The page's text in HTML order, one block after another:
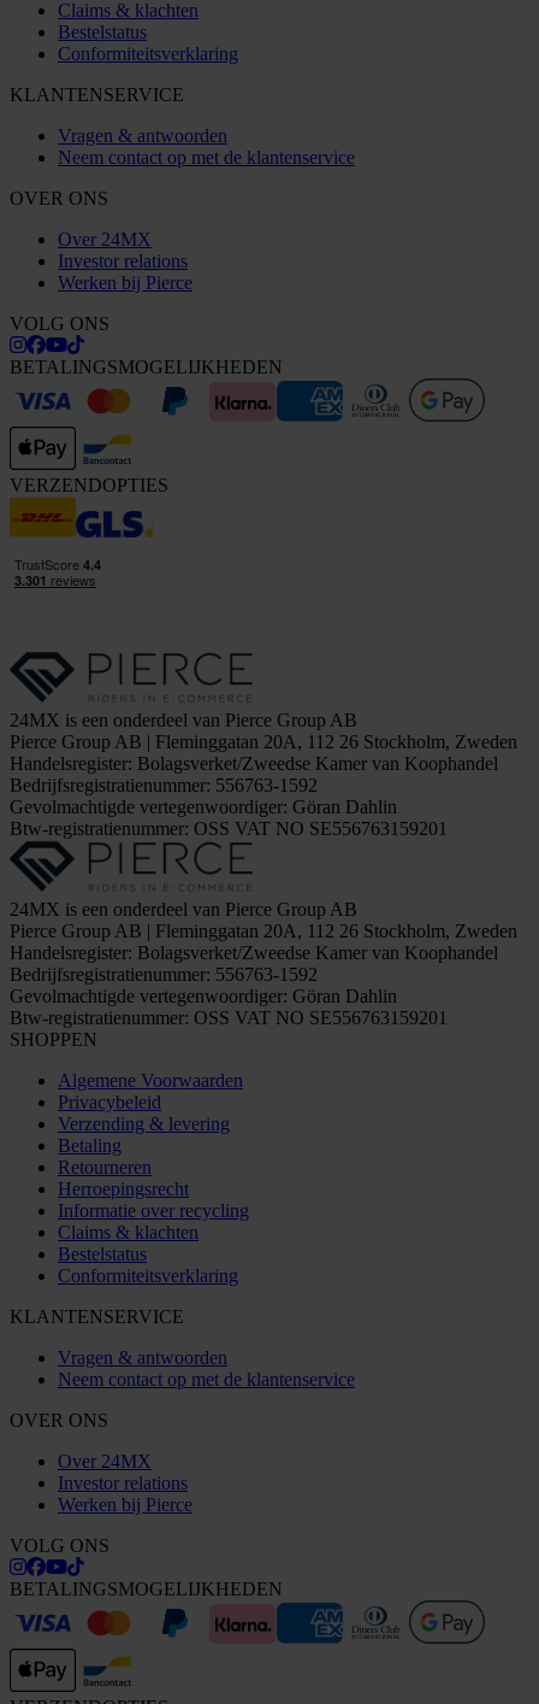
Claims & klachten
Bestelstatus
Conformiteitsverklaring
KLANTENSERVICE
Vragen & antwoorden
Neem contact op met de klantenservice
OVER ONS
Over 24MX
Investor relations
Werken bij Pierce
VOLG ONS
BETALINGSMOGELIJKHEDEN
VERZENDOPTIES
24MX is een onderdeel van Pierce Group AB
Pierce Group AB | Fleminggatan 20A, 112 26 Stockholm, Zweden
Handelsregister: Bolagsverket/Zweedse Kamer van Koophandel
Bedrijfsregistratienummer: 556763-1592
Gevolmachtigde vertegenwoordiger: Göran Dahlin
Btw-registratienummer: OSS VAT NO SE556763159201
24MX is een onderdeel van Pierce Group AB
Pierce Group AB | Fleminggatan 20A, 112 26 Stockholm, Zweden
Handelsregister: Bolagsverket/Zweedse Kamer van Koophandel
Bedrijfsregistratienummer: 556763-1592
Gevolmachtigde vertegenwoordiger: Göran Dahlin
Btw-registratienummer: OSS VAT NO SE556763159201
SHOPPEN
Algemene Voorwaarden
Privacybeleid
Verzending & levering
Betaling
Retourneren
Herroepingsrecht
Informatie over recycling
Claims & klachten
Bestelstatus
Conformiteitsverklaring
KLANTENSERVICE
Vragen & antwoorden
Neem contact op met de klantenservice
OVER ONS
Over 24MX
Investor relations
Werken bij Pierce
VOLG ONS
BETALINGSMOGELIJKHEDEN